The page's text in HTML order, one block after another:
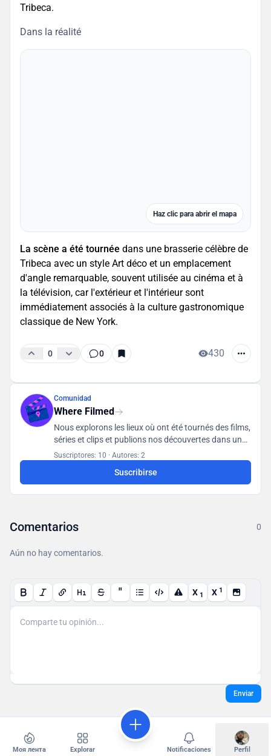
Tribeca.
Dans la réalité
Haz clic para abrir el mapa
La scène a été tournée dans une brasserie célèbre de
Tribeca avec un style Art déco et un emplacement
d'angle remarquable, souvent utilisée au cinéma et à
la télévision, car l'extérieur et l'intérieur sont
immédiatement associés à la culture gastronomique
classique de New York.
0 0 430
Comunidad
Where Filmed
Nous explorons les lieux où ont été tournés des films,
séries et clips et publions nos découvertes dans une
base de données accessible à tous les utilisateurs.
Suscriptores: 10 · Autores: 2
Suscribirse
Comentarios 0
Aún no hay comentarios.
" X 1 X 1
Enviar
Моя лента Explorar Notificaciones Perfil